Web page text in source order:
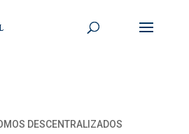
DESCENTRALIZADOS